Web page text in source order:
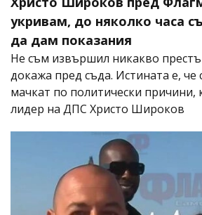
укривам, до няколко часа
да дам показания
Не съм извършил никакво
докажа пред съда. Истината е, че
мачкат по политически причини,
лидер на ДПС Христо Широков